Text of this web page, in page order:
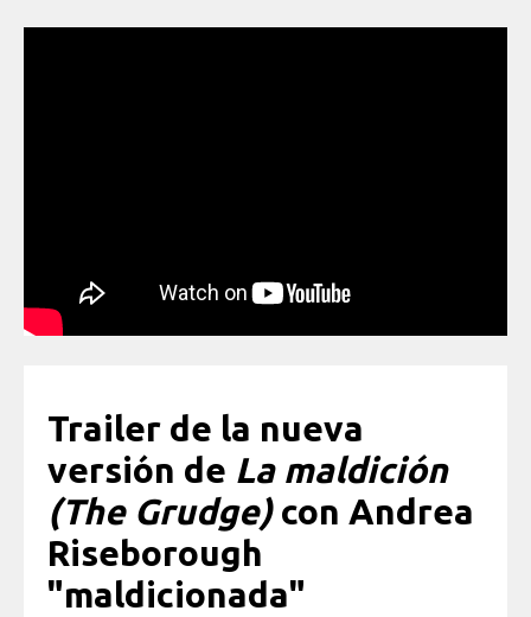
Trailer de la nueva
versión de La maldición
(The Grudge)con Andrea
Riseborough
"maldicionada"